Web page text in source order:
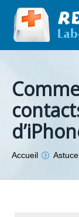
Vous êtes ici :
Accueil